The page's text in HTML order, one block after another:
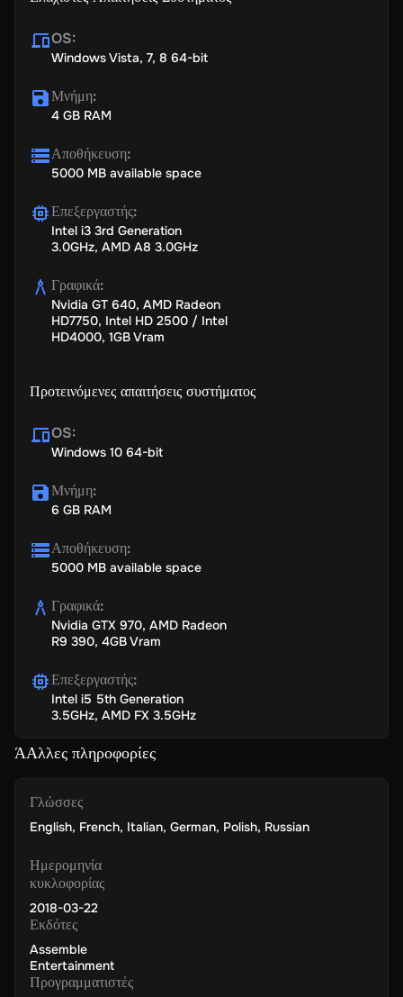
OS:
Windows Vista, 7, 8 64-bit
Μνήμη:
4 GB RAM
Αποθήκευση:
5000 MB available space
Επεξεργαστής:
Intel i3 3rd Generation
3.0GHz, AMD A8 3.0GHz
Γραφικά:
Nvidia GT 640, AMD Radeon
HD7750, Intel HD 2500 / Intel
HD4000, 1GB Vram
Προτεινόμενες απαιτήσεις συστήματος
OS:
Windows 10 64-bit
Μνήμη:
6 GB RAM
Αποθήκευση:
5000 MB available space
Γραφικά:
Nvidia GTX 970, AMD Radeon
R9 390, 4GB Vram
Επεξεργαστής:
Intel i5 5th Generation
3.5GHz, AMD FX 3.5GHz
ΆΑλλες πληροφορίες
Ημερομηνία
κυκλοφορίας
2018-03-22
Εκδότες
Assemble
Entertainment
Προγραμματιστές
Γλώσσες
English, French, Italian, German, Polish, Russian